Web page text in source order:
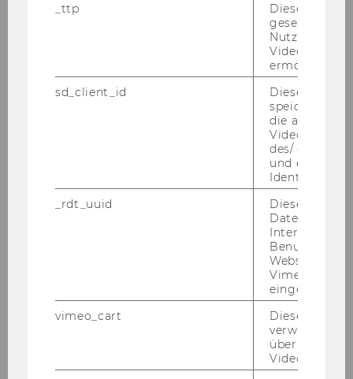
Produktionsmanagement
o.Univ.Prof.Dr. Wolfgang Janko
o.Univ.Prof.Dr. Hans Robert
Betriebswirtschaftslehre
und Wirtschaftsinformatik
Univ.Prof.Dr. Gustaf Neumann
Wirtschaftsinformatik und
_ttp
Dieser
gesetzt, um
Nutzung des
Videoplayers
ermöglichen
sd_client_id
Dieses Cookie
speichert
die aktuellen
des/ der
und einen
_rdt_uuid
Dieses
Daten über
Interaktionen
Websites, auf
Vimeo-Video
eingebettet
vimeo_cart
Dieses
verwendet,
überprüfen,
Video